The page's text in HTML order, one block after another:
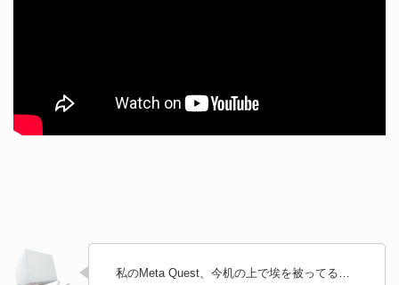
私のMeta Quest、今机の上で埃を被ってる…